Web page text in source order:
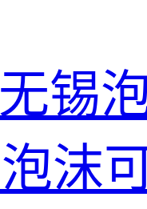
无锡
泡沫